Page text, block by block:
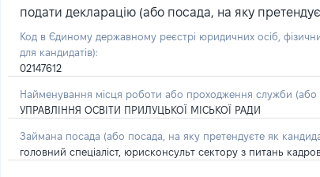
подати декларацію (або посада, на яку
Код в Єдиному державному реєстрі юридичних осіб,
для кандидатів):
02147612
Найменування місця роботи або проходження служби (або
УПРАВЛІННЯ ОСВІТИ ПРИЛУЦЬКОЇ МІСЬКОЇ РАДИ
Займана посада (або посада, на яку претендуєте як
головний спеціаліст, юрисконсульт сектору з питань